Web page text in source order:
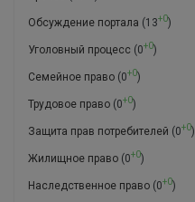
Обсуждение портала (13+0)
Уголовный процесс (0+0)
Семейное право (0+0)
Трудовое право (0+0)
Защита прав потребителей (0+0)
Жилищное право (0+0)
Наследственное право (0+0)